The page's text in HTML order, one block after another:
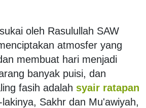
oleh Rasulullah SAW
atmosfer yang
membuat hari menjadi
banyak puisi, dan
fasih adalah syair ratapan
Sakhr dan Mu'awiyah,